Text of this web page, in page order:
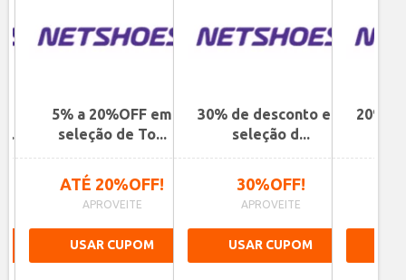
5% a 20%OFF em
seleção de To...
ATÉ 20%OFF!
APROVEITE
USAR CUPOM
30% de desconto em
seleção d...
30%OFF!
APROVEITE
USAR CUPOM
20%